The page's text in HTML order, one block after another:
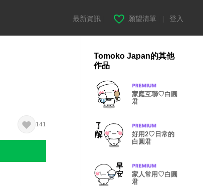
最新資訊 願望清單 登入
141
Tomoko Japan的其他
作品
家庭互聯♡白圓
君
好用2♡日常的
白圓君
家人常用♡白圓
君